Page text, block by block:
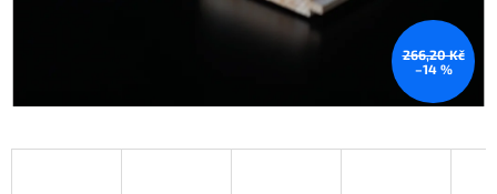
266,20 Kč
–14 %